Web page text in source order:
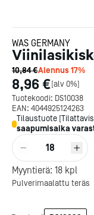
WAS GERMANY
10,84 €Alennus17%
8,96 €[alv 0%]
Tuotekoodi: DS10038
EAN: 4044925124263
Tilaustuote [
saapumisaika
18
Myyntierä: 18 kpl
Pulverimaalattu teräs
Kotipizza on
300 ravintolaa